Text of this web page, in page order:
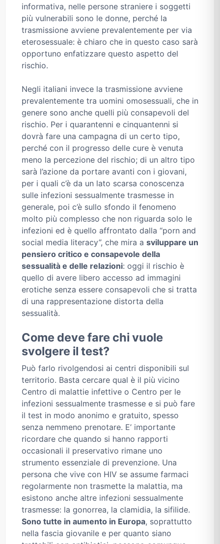
informativa, nelle persone straniere i soggetti
più vulnerabili sono le donne, perché la
trasmissione avviene prevalentemente per via
eterosessuale: è chiaro che in questo caso sarà
opportuno enfatizzare questo aspetto del
rischio.
Negli italiani invece la trasmissione avviene
prevalentemente tra uomini omosessuali, che in
genere sono anche quelli più consapevoli del
rischio. Per i quarantenni e cinquantenni si
dovrà fare una campagna di un certo tipo,
perché con il progresso delle cure è venuta
meno la percezione del rischio; di un altro tipo
sarà l’azione da portare avanti con i giovani,
per i quali c’è da un lato scarsa conoscenza
sulle infezioni sessualmente trasmesse in
generale, poi c’è sullo sfondo il fenomeno
molto più complesso che non riguarda solo le
infezioni ed è quello affrontato dalla “porn and
social media literacy”, che mira a sviluppare un
pensiero critico e consapevole della
sessualità e delle relazioni: oggi il rischio è
quello di avere libero accesso ad immagini
erotiche senza essere consapevoli che si tratta
di una rappresentazione distorta della
sessualità.
Come deve fare chi vuole
svolgere il test?
Può farlo rivolgendosi ai centri disponibili sul
territorio. Basta cercare qual è il più vicino
Centro di malattie infettive o Centro per le
infezioni sessualmente trasmesse e si può fare
il test in modo anonimo e gratuito, spesso
senza nemmeno prenotare. E’ importante
ricordare che quando si hanno rapporti
occasionali il preservativo rimane uno
strumento essenziale di prevenzione. Una
persona che vive con HIV se assume farmaci
regolarmente non trasmette la malattia, ma
esistono anche altre infezioni sessualmente
trasmesse: la gonorrea, la clamidia, la sifilide.
Sono tutte in aumento in Europa, soprattutto
nella fascia giovanile e per quanto siano